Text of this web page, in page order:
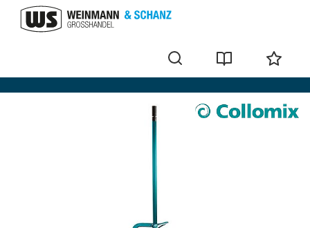
Malaxeur